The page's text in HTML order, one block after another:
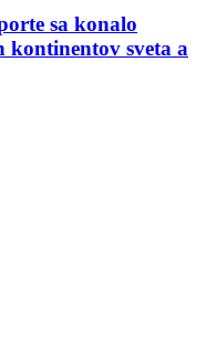
sa konalo
kontinentov sveta a